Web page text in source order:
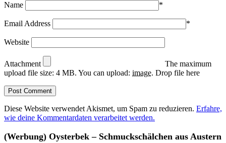
Name *
Email Address *
Website
Attachment
The maximum
upload file size: 4 MB. You can upload: image. Drop file here
Diese Website verwendet Akismet, um Spam zu reduzieren. Erfahre,
wie deine Kommentardaten verarbeitet werden.
(Werbung) Oysterbek – Schmuckschälchen aus Austern